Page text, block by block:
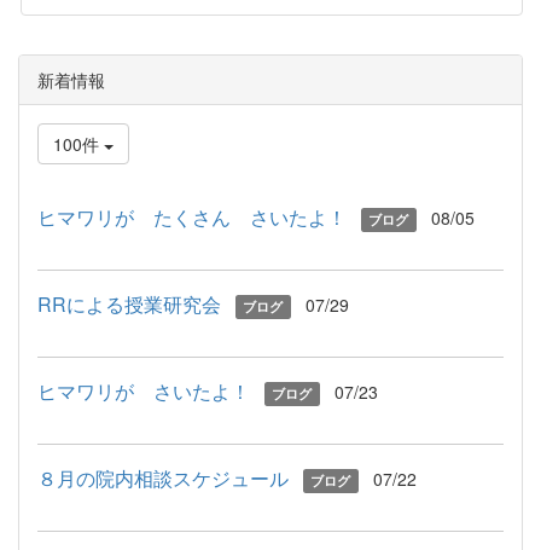
新着情報
100件
ヒマワリが たくさん さいたよ！ ブログ 08/05
RRによる授業研究会 ブログ 07/29
ヒマワリが さいたよ！ ブログ 07/23
８月の院内相談スケジュール ブログ 07/22